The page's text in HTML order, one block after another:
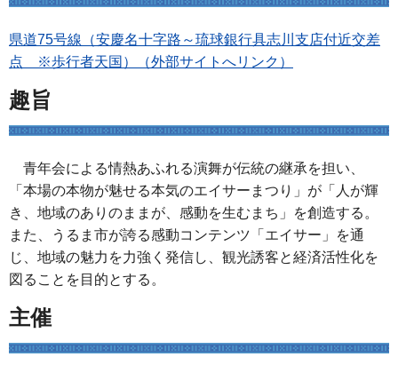
県道75号線（安慶名十字路～琉球銀行具志川支店付近交差
点 ※歩行者天国）（外部サイトへリンク）
趣旨
青年会による情熱あふれる演舞が伝統の継承を担い、
「本場の本物が魅せる本気のエイサーまつり」が「人が輝
き、地域のありのままが、感動を生むまち」を創造する。
また、うるま市が誇る感動コンテンツ「エイサー」を通
じ、地域の魅力を力強く発信し、観光誘客と経済活性化を
図ることを目的とする。
主催